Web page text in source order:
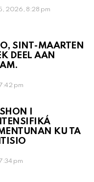
2026, 8:28 pm
SINT-MAARTEN
DEEL AAN
pm
I
KU TA
pm